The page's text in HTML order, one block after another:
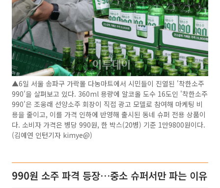
▲6일 서울 송파구 가락몰 다농마트에서 시민들이 진열된 '착한소주
990'을 살펴보고 있다. 360ml 용량에 알코올 도수 16도인 '착한소주
990'은 조웅래 선양소주 회장이 직접 광고 모델로 참여해 마케팅 비
용을 줄이고, 이를 가격 인하에 반영해 출시된 동네 슈퍼 전용 상품이
다. 소비자 가격은 병당 990원, 한 박스(20병) 기준 1만9800원이다.
(김예연 인턴기자 kimye@)
990원 소주 파격 등장…중소 슈퍼서만 파는 이유